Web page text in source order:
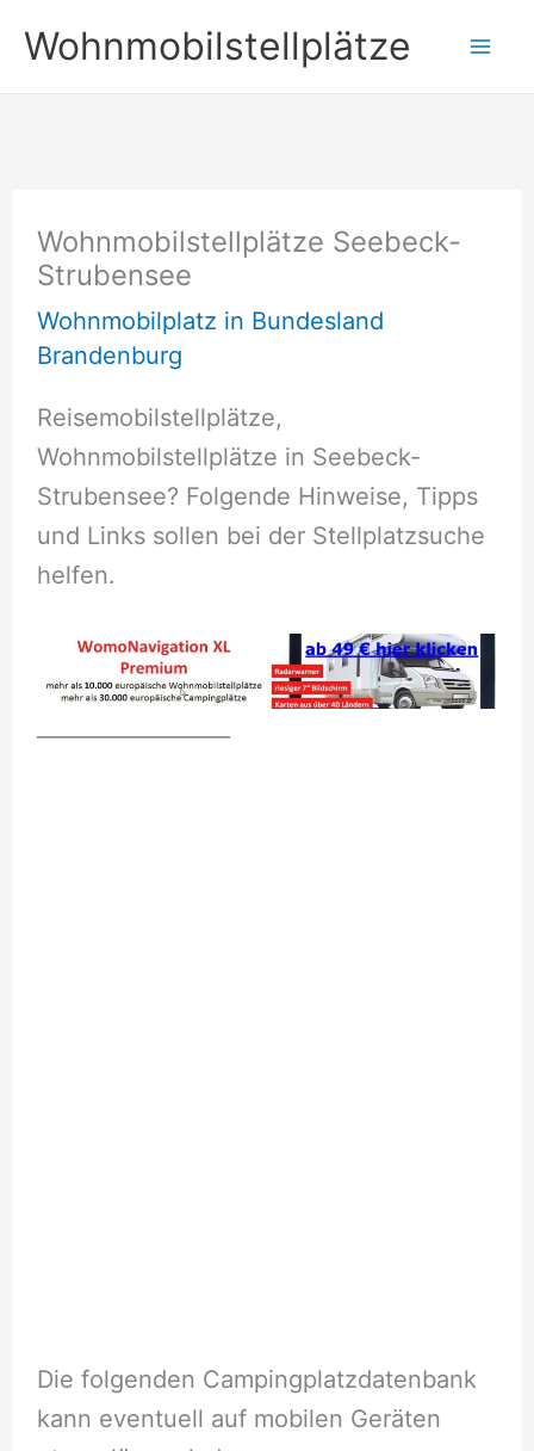
Inhalt
springen
Wohnmobilstellplätze
Wohnmobilstellplätze Seebeck-
Strubensee
Wohnmobilplatz in Bundesland
Brandenburg
Reisemobilstellplätze,
Wohnmobilstellplätze in Seebeck-
Strubensee? Folgende Hinweise, Tipps
und Links sollen bei der Stellplatzsuche
helfen.
Die folgenden Campingplatzdatenbank
kann eventuell auf mobilen Geräten